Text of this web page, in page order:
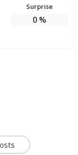
Surprise
0%